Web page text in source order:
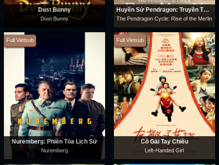
Dust Bunny
Dust Bunny
Huyền Sử Pendragon: Truyền Thuyết Merlin
The Pendragon Cycle: Rise of the Merlin
Full Vietsub
Nuremberg: Phiên Tòa Lịch Sử
Nuremberg
Full Vietsub
Cô Gái Tay Chiêu
Left-Handed Girl